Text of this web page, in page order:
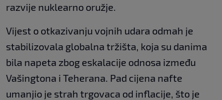
razvije nuklearno oružje.
Vijest o otkazivanju vojnih udara odmah je
stabilizovala globalna tržišta, koja su danima
bila napeta zbog eskalacije odnosa između
Vašingtona i Teherana. Pad cijena nafte
umanjio je strah trgovaca od inflacije, što je